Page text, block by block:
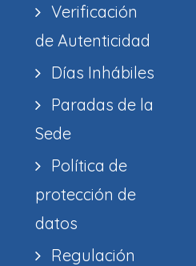
Verificación
de Autenticidad
Días Inhábiles
Paradas de la
Sede
Política de
protección de
datos
Regulación